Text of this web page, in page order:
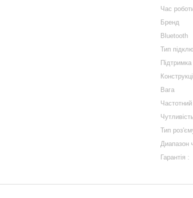
Час
Бренд
Bluetooth
Тип
Підтримка
Вага
Тип
Диапазон
Гарантія :